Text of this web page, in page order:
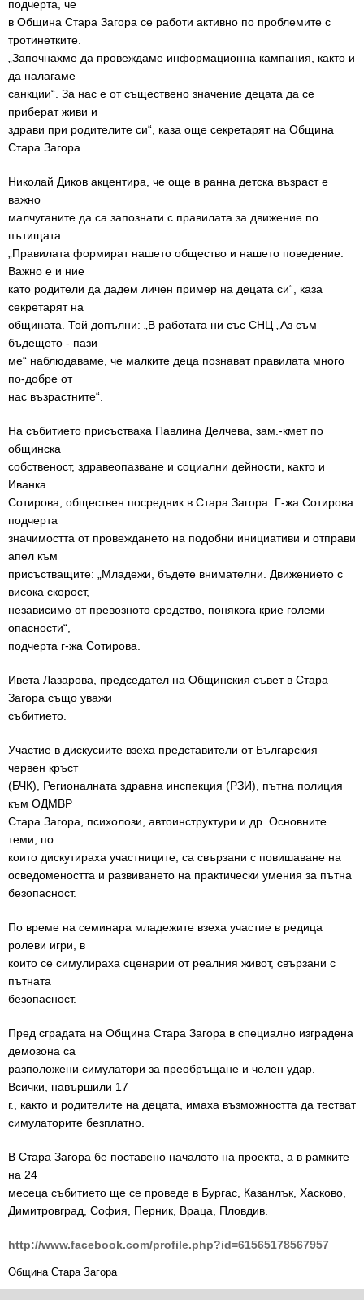
подчерта, че
в Община Стара Загора се работи активно по проблемите с
тротинетките.
„Започнахме да провеждаме информационна кампания, както и
да налагаме
санкции“. За нас е от съществено значение децата да се
приберат живи и
здрави при родителите си“, каза още секретарят на Община
Стара Загора.
Николай Диков акцентира, че още в ранна детска възраст е
важно
малчуганите да са запознати с правилата за движение по
пътищата.
„Правилата формират нашето общество и нашето поведение.
Важно е и ние
като родители да дадем личен пример на децата си“, каза
секретарят на
общината. Той допълни: „В работата ни със СНЦ „Аз съм
бъдещето - пази
ме“ наблюдаваме, че малките деца познават правилата много
по-добре от
нас възрастните“.
На събитието присъстваха Павлина Делчева, зам.-кмет по
общинска
собственост, здравеопазване и социални дейности, както и
Иванка
Сотирова, обществен посредник в Стара Загора. Г-жа Сотирова
подчерта
значимостта от провеждането на подобни инициативи и отправи
апел към
присъстващите: „Младежи, бъдете внимателни. Движението с
висока скорост,
независимо от превозното средство, понякога крие големи
опасности“,
подчерта г-жа Сотирова.
Ивета Лазарова, председател на Общинския съвет в Стара
Загора също уважи
събитието.
Участие в дискусиите взеха представители от Българския
червен кръст
(БЧК), Регионалната здравна инспекция (РЗИ), пътна полиция
към ОДМВР
Стара Загора, психолози, автоинструктури и др. Основните
теми, по
които дискутираха участниците, са свързани с повишаване на
осведомеността и развиването на практически умения за пътна
безопасност.
По време на семинара младежите взеха участие в редица
ролеви игри, в
които се симулираха сценарии от реалния живот, свързани с
пътната
безопасност.
Пред сградата на Община Стара Загора в специално изградена
демозона са
разположени симулатори за преобръщане и челен удар.
Всички, навършили 17
г., както и родителите на децата, имаха възможността да тестват
симулаторите безплатно.
В Стара Загора бе поставено началото на проекта, а в рамките
на 24
месеца събитието ще се проведе в Бургас, Казанлък, Хасково,
Димитровград, София, Перник, Враца, Пловдив.
http://www.facebook.com/profile.php?id=61565178567957
Община Стара Загора